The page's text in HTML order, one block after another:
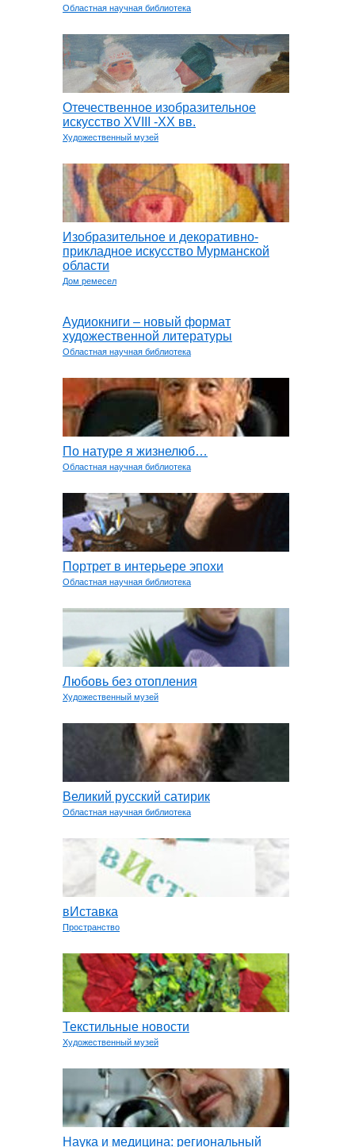
Областная научная библиотека
Отечественное изобразительное
искусство XVIII -ХХ вв.
Художественный музей
Изобразительное и декоративно-
прикладное искусство Мурманской
области
Дом ремесел
Аудиокниги – новый формат
художественной литературы
Областная научная библиотека
По натуре я жизнелюб…
Областная научная библиотека
Портрет в интерьере эпохи
Областная научная библиотека
Любовь без отопления
Художественный музей
Великий русский сатирик
Областная научная библиотека
вИставка
Пространство
Текстильные новости
Художественный музей
Наука и медицина: региональный